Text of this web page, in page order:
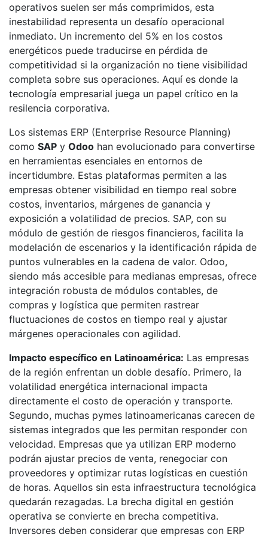
operativos suelen ser más comprimidos, esta
inestabilidad representa un desafío operacional
inmediato. Un incremento del 5% en los costos
energéticos puede traducirse en pérdida de
competitividad si la organización no tiene visibilidad
completa sobre sus operaciones. Aquí es donde la
tecnología empresarial juega un papel crítico en la
resilencia corporativa.
Los sistemas ERP (Enterprise Resource Planning)
como SAP y Odoo han evolucionado para convertirse
en herramientas esenciales en entornos de
incertidumbre. Estas plataformas permiten a las
empresas obtener visibilidad en tiempo real sobre
costos, inventarios, márgenes de ganancia y
exposición a volatilidad de precios. SAP, con su
módulo de gestión de riesgos financieros, facilita la
modelación de escenarios y la identificación rápida de
puntos vulnerables en la cadena de valor. Odoo,
siendo más accesible para medianas empresas, ofrece
integración robusta de módulos contables, de
compras y logística que permiten rastrear
fluctuaciones de costos en tiempo real y ajustar
márgenes operacionales con agilidad.
Impacto específico en Latinoamérica: Las empresas
de la región enfrentan un doble desafío. Primero, la
volatilidad energética internacional impacta
directamente el costo de operación y transporte.
Segundo, muchas pymes latinoamericanas carecen de
sistemas integrados que les permitan responder con
velocidad. Empresas que ya utilizan ERP moderno
podrán ajustar precios de venta, renegociar con
proveedores y optimizar rutas logísticas en cuestión
de horas. Aquellos sin esta infraestructura tecnológica
quedarán rezagadas. La brecha digital en gestión
operativa se convierte en brecha competitiva.
Inversores deben considerar que empresas con ERP